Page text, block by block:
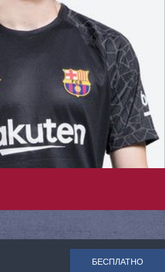
БЕСПЛАТНО